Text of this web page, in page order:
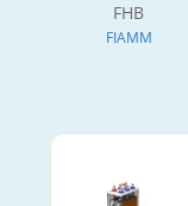
FHB
FIAMM